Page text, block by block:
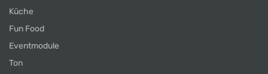
Küche
Fun Food
Eventmodule
Ton